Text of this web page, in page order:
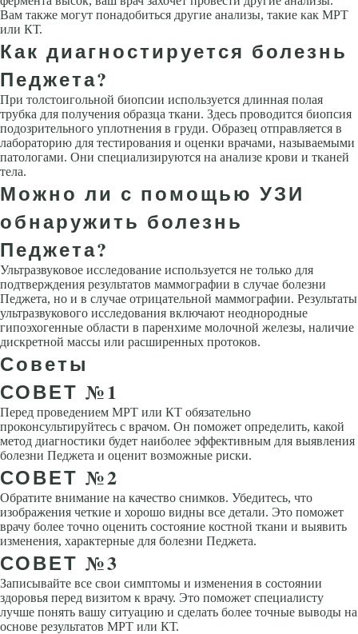
Вам также могут понадобиться другие анализы, такие как МРТ
или КТ.
Как диагностируется болезнь
Педжета?
При толстоигольной биопсии используется длинная полая
трубка для получения образца ткани. Здесь проводится биопсия
подозрительного уплотнения в груди. Образец отправляется в
лабораторию для тестирования и оценки врачами, называемыми
патологами. Они специализируются на анализе крови и тканей
тела.
Можно ли с помощью УЗИ
обнаружить болезнь
Педжета?
Ультразвуковое исследование используется не только для
подтверждения результатов маммографии в случае болезни
Педжета, но и в случае отрицательной маммографии. Результаты
ультразвукового исследования включают неоднородные
гипоэхогенные области в паренхиме молочной железы, наличие
дискретной массы или расширенных протоков.
Советы
СОВЕТ №1
Перед проведением МРТ или КТ обязательно
проконсультируйтесь с врачом. Он поможет определить, какой
метод диагностики будет наиболее эффективным для выявления
болезни Педжета и оценит возможные риски.
СОВЕТ №2
Обратите внимание на качество снимков. Убедитесь, что
изображения четкие и хорошо видны все детали. Это поможет
врачу более точно оценить состояние костной ткани и выявить
изменения, характерные для болезни Педжета.
СОВЕТ №3
Записывайте все свои симптомы и изменения в состоянии
здоровья перед визитом к врачу. Это поможет специалисту
лучше понять вашу ситуацию и сделать более точные выводы на
основе результатов МРТ или КТ.